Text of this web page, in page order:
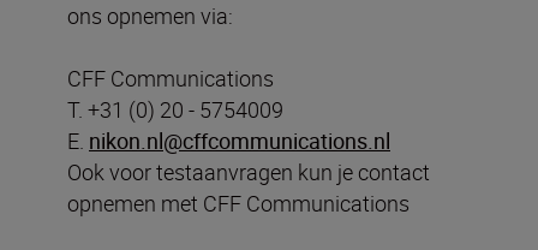
ons opnemen via:
CFF Communications
T. +31 (0) 20 - 5754009
E. nikon.nl@cffcommunications.nl
Ook voor testaanvragen kun je contact
opnemen met CFF Communications